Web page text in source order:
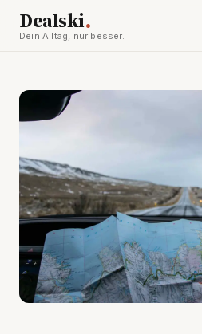
Dealski.
Dein Alltag, nur besser.